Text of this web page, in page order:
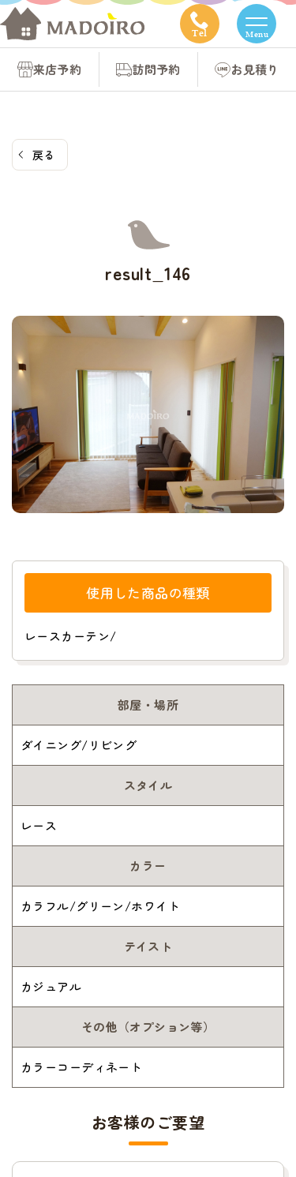
コ
ン
Tel Menu
来店予約 訪問予約 お見積り
戻る
result_146
使用した商品の種類
レースカーテン/
部屋・場所
ダイニング/リビング
スタイル
レース
カラー
カラフル/グリーン/ホワイト
テイスト
カジュアル
その他（オプション等）
カラーコーディネート
お客様のご要望